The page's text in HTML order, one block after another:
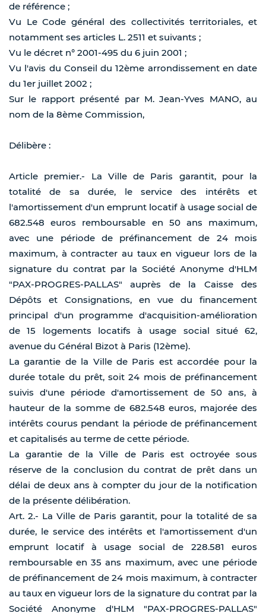
de référence ;
Vu Le Code général des collectivités territoriales, et
notamment ses articles L. 2511 et suivants ;
Vu le décret n° 2001-495 du 6 juin 2001 ;
Vu l'avis du Conseil du 12ème arrondissement en date
du 1er juillet 2002 ;
Sur le rapport présenté par M. Jean-Yves MANO, au
nom de la 8ème Commission,
Délibère :
Article premier.- La Ville de Paris garantit, pour la
totalité de sa durée, le service des intérêts et
l'amortissement d'un emprunt locatif à usage social de
682.548 euros remboursable en 50 ans maximum,
avec une période de préfinancement de 24 mois
maximum, à contracter au taux en vigueur lors de la
signature du contrat par la Société Anonyme d'HLM
"PAX-PROGRES-PALLAS" auprès de la Caisse des
Dépôts et Consignations, en vue du financement
principal d'un programme d'acquisition-amélioration
de 15 logements locatifs à usage social situé 62,
avenue du Général Bizot à Paris (12ème).
La garantie de la Ville de Paris est accordée pour la
durée totale du prêt, soit 24 mois de préfinancement
suivis d'une période d'amortissement de 50 ans, à
hauteur de la somme de 682.548 euros, majorée des
intérêts courus pendant la période de préfinancement
et capitalisés au terme de cette période.
La garantie de la Ville de Paris est octroyée sous
réserve de la conclusion du contrat de prêt dans un
délai de deux ans à compter du jour de la notification
de la présente délibération.
Art. 2.- La Ville de Paris garantit, pour la totalité de sa
durée, le service des intérêts et l'amortissement d'un
emprunt locatif à usage social de 228.581 euros
remboursable en 35 ans maximum, avec une période
de préfinancement de 24 mois maximum, à contracter
au taux en vigueur lors de la signature du contrat par la
Société Anonyme d'HLM "PAX-PROGRES-PALLAS"